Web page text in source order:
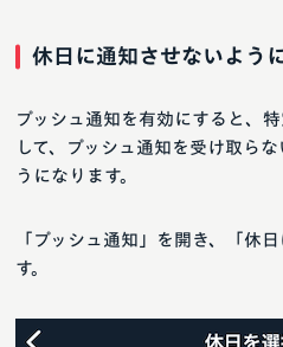
休日に通知させないよう
プッシュ通知を有効にすると、
して、プッシュ通知を受け取ら
うになります。
「プッシュ通知」を開き、「休
す。